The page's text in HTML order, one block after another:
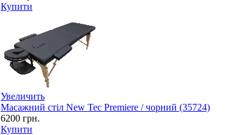
Купити
Увеличить
Масажний стіл New Tec Premiere / чорний (35724)
6200 грн.
Купити